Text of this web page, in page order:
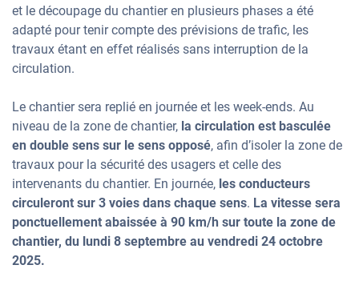
et le découpage du chantier en plusieurs phases a été
adapté pour tenir compte des prévisions de trafic, les
travaux étant en effet réalisés sans interruption de la
circulation.
Le chantier sera replié en journée et les week-ends. Au
niveau de la zone de chantier, la circulation est basculée
en double sens sur le sens opposé, afin d’isoler la zone de
travaux pour la sécurité des usagers et celle des
intervenants du chantier. En journée, les conducteurs
circuleront sur 3 voies dans chaque sens. La vitesse sera
ponctuellement abaissée à 90 km/h sur toute la zone de
chantier, du lundi 8 septembre au vendredi 24 octobre
2025.